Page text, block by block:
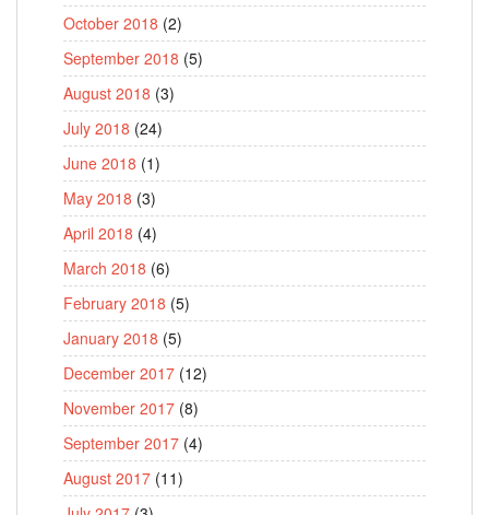
October 2018 (2)
September 2018 (5)
August 2018 (3)
July 2018 (24)
June 2018 (1)
May 2018 (3)
April 2018 (4)
March 2018 (6)
February 2018 (5)
January 2018 (5)
December 2017 (12)
November 2017 (8)
September 2017 (4)
August 2017 (11)